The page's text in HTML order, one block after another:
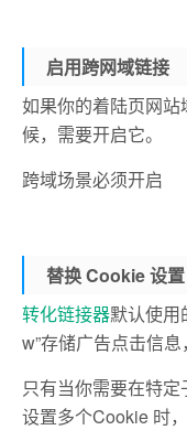
启用跨网域链接
如果你的着陆页网
候，需要开启它。
跨域场景必须开启
替换 Cookie 设置
转化链接器默认使用
w”存储广告点击信息
只有当你需要在特
设置多个Cookie 时